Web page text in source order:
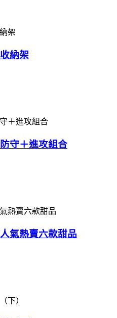
納架
守＋進攻組合
氣熱賣六款甜品